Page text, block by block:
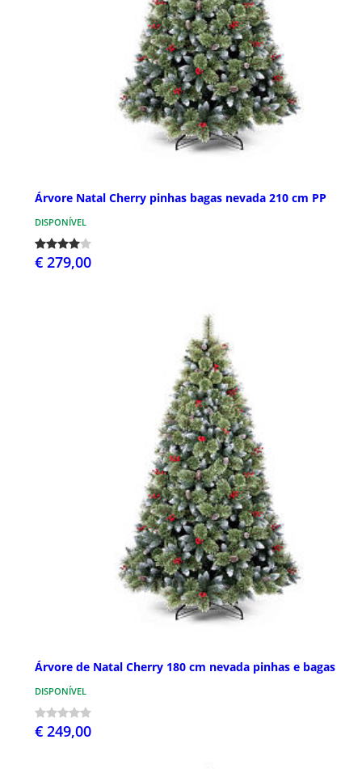
Árvore Natal Cherry pinhas bagas nevada 210 cm PP
DISPONÍVEL
€ 279,00
Árvore de Natal Cherry 180 cm nevada pinhas e bagas
DISPONÍVEL
€ 249,00